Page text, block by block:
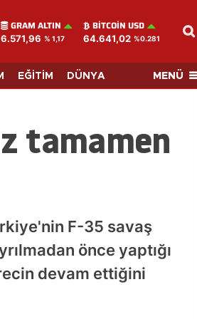
GRAM ALTIN
6.571,96 % 1,17
BITCOIN USD
64.641,02 %0.281
EĞİTİM DÜNYA MENÜ
tamamen
F-35 savaş
önce yaptığı
devam ettiğini